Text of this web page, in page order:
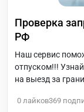
Проверка
РФ
Наш сервис
отпуском!!!
на выезд за
0 лайков369